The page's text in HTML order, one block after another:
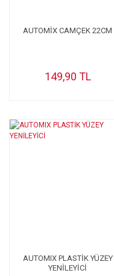
AUTOMİX CAMÇEK 22CM
149,90 TL
AUTOMIX PLASTİK YÜZEY
YENİLEYİCİ